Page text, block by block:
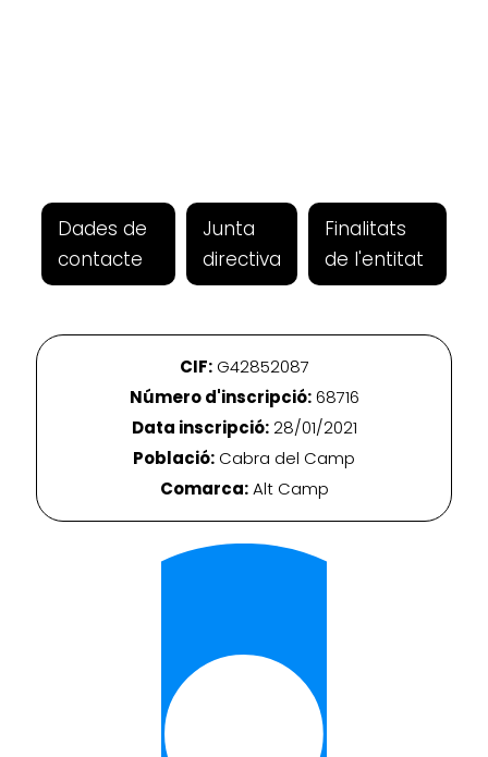
Dades de
contacte
Junta
directiva
Finalitats
de l'entitat
CIF:G42852087
Número d'inscripció:68716
Data inscripció:28/01/2021
Població: Cabra del Camp
Comarca:Alt Camp